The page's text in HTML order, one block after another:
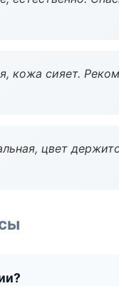
кожа сияет.
цвет